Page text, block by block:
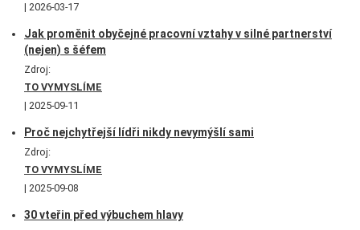
2026-03-17
Jak proměnit obyčejné pracovní vztahy v silné partnerství
(nejen) s šéfem
Zdroj:
TO VYMYSLÍME
2025-09-11
Proč nejchytřejší lídři nikdy nevymýšlí sami
Zdroj:
TO VYMYSLÍME
2025-09-08
30 vteřin před výbuchem hlavy